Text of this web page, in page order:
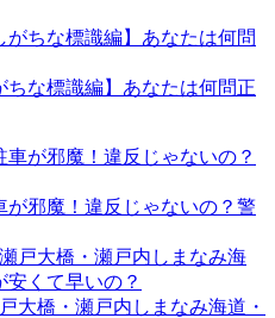
ちな標識編】あなたは何問正
が邪魔！違反じゃないの？警
大橋・瀬戸内しまなみ海道・